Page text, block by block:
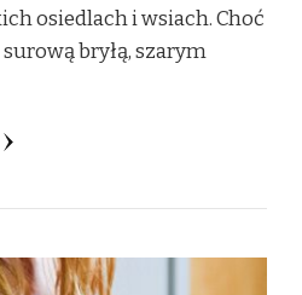
osiedlach i wsiach. Choć
bryłą, szarym